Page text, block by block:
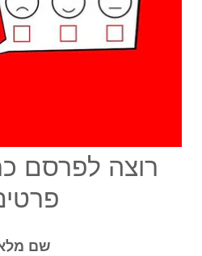
רוצה לפרסם
שם